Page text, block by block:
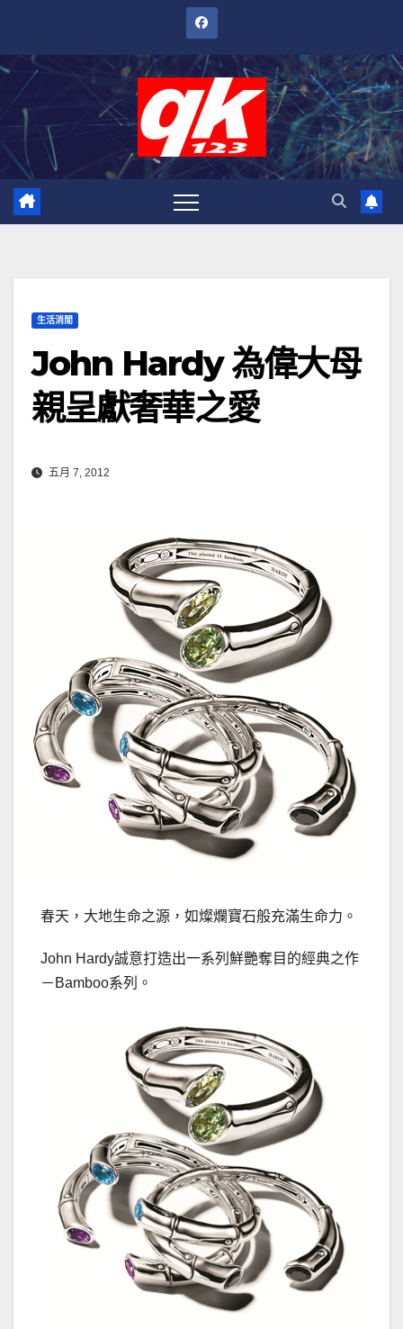
內
生活消閒
John Hardy 為偉大母
親呈獻奢華之愛
五月 7, 2012
春天，大地生命之源，如燦爛寶石般充滿生命力。
John Hardy誠意打造出一系列鮮艷奪目的經典之作
－Bamboo系列。